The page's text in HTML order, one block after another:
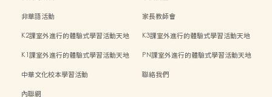
非華語活動
家長教師會
K2課室外進行的體驗式學習活動天地
K3課室外進行的體驗式學習活動天地
K1課室外進行的體驗式學習活動天地
PN課室外進行的體驗式學習活動天地
中華文化校本學習活動
聯絡我們
內聯網